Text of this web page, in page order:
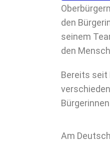
den
seinem
den
Bereits seit
Am